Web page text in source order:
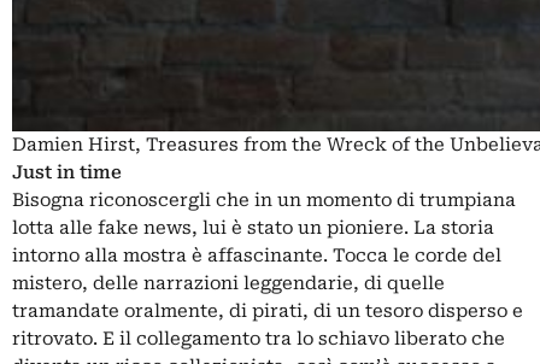
Damien Hirst, Treasures from the Wreck of the
Just in time
Bisogna riconoscergli che in un momento di trumpiana
lotta alle fake news, lui è stato un pioniere. La storia
intorno alla mostra è affascinante. Tocca le corde del
mistero, delle narrazioni leggendarie, di quelle
tramandate oralmente, di pirati, di un tesoro disperso e
ritrovato. E il collegamento tra lo schiavo liberato che